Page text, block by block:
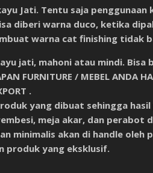
Jati. Tentu saja penggunaan
diberi warna duco, ketika
warna cat finishing tidak
jati, mahoni atau mindi. Bisa
FURNITURE / MEBEL ANDA
.
yang dibuat sehingga
meja akar, dan perabot
minimalis akan di handle oleh
produk yang eksklusif.